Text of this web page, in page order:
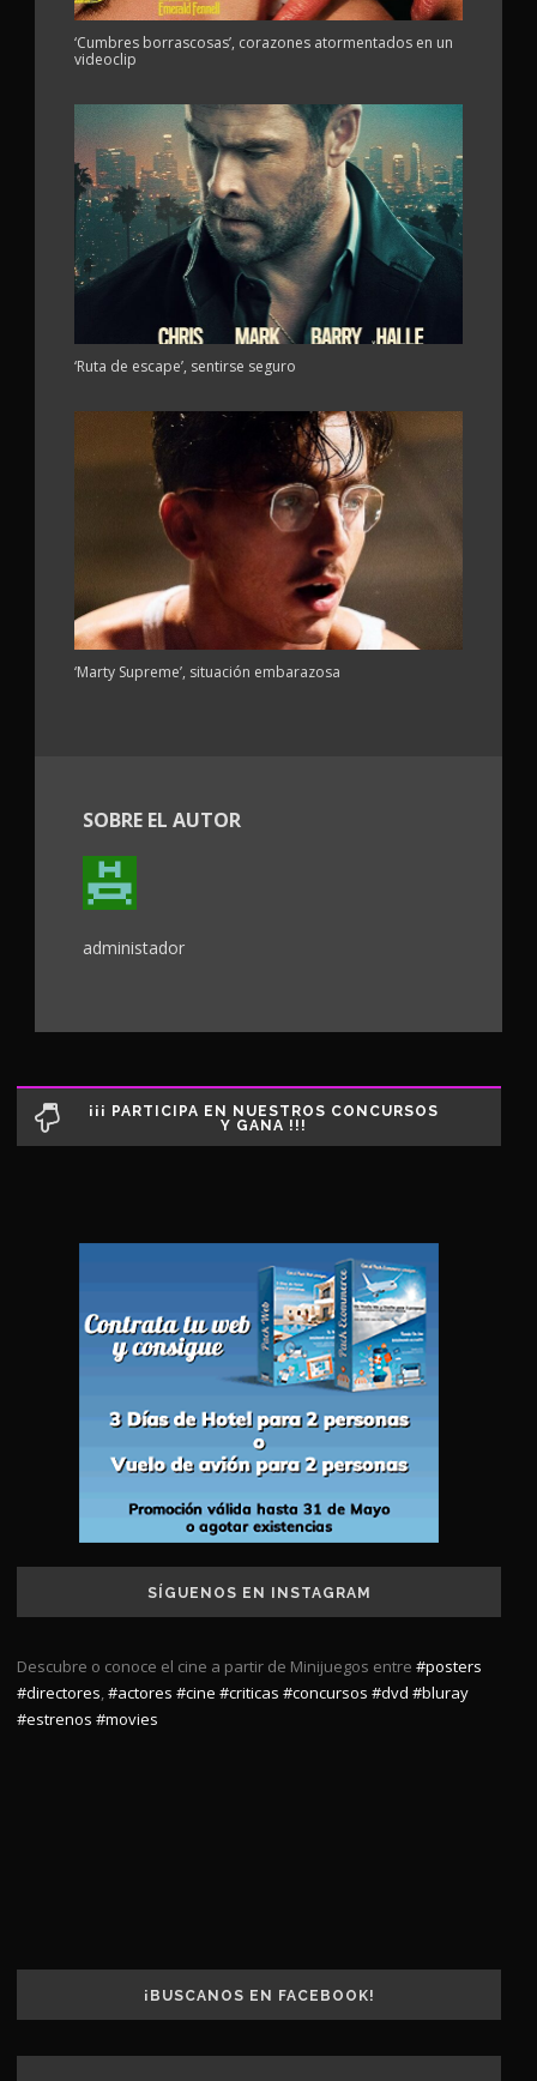
‘Cumbres borrascosas’, corazones atormentados en un
videoclip
‘Ruta de escape’, sentirse seguro
‘Marty Supreme’, situación embarazosa
SOBRE EL AUTOR
administador
¡¡¡ PARTICIPA EN NUESTROS CONCURSOS
Y GANA !!!
SÍGUENOS EN INSTAGRAM
Descubre o conoce el cine a partir de Minijuegos entre #posters
#directores,#actores #cine #criticas #concursos #dvd #bluray
#estrenos #movies
¡BUSCANOS EN FACEBOOK!